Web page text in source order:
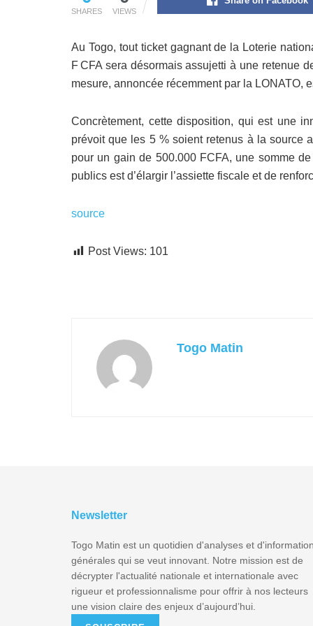
SHARES VIEWS
Au Togo, tout ticket gagnant de la Loterie
F CFA sera désormais assujetti à une retenue
mesure, annoncée récemment par la LONATO,
Concrètement, cette disposition, qui est une
prévoit que les 5 % soient retenus à la source
pour un gain de 500.000 FCFA, une somme
publics est d’élargir l’assiette fiscale et de
source
Post Views: 101
Togo Matin
Newsletter
Togo Matin est un quotidien d'analyses et
générales qui se veut innovant. Notre mission est de
décrypter l'actualité nationale et internationale avec
rigueur et professionnalisme pour offrir à nos lecteurs
une vision claire des enjeux d’aujourd’hui.